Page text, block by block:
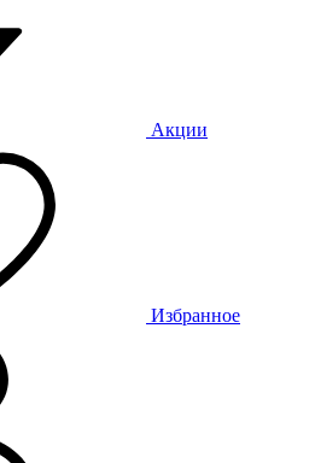
Акции
Избранное